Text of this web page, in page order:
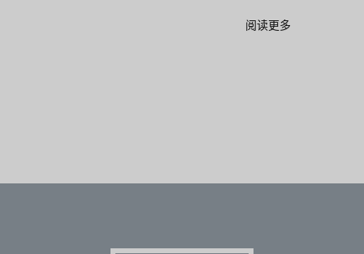
阅读更多